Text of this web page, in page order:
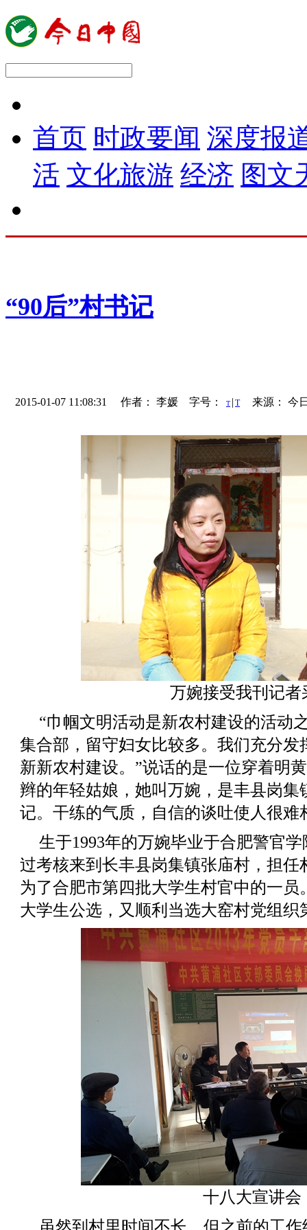
首页 时政要闻 深度报
活 文化旅游 经济 图文
“90后”村书记
2015-01-07 11:08:31 作者： 李媛 字号： T | T 来源： 今
万婉接受我刊记者
“巾帼文明活动是新农村建设的活动
集合部，留守妇女比较多。我们充分发
新新农村建设。”说话的是一位穿着明
辫的年轻姑娘，她叫万婉，是丰县岗集
记。干练的气质，自信的谈吐使人很难
生于1993年的万婉毕业于合肥警官
过考核来到长丰县岗集镇张庙村，担任
为了合肥市第四批大学生村官中的一员
大学生公选，又顺利当选大窑村党组织
十八大宣讲会
虽然到村里时间不长，但之前的工